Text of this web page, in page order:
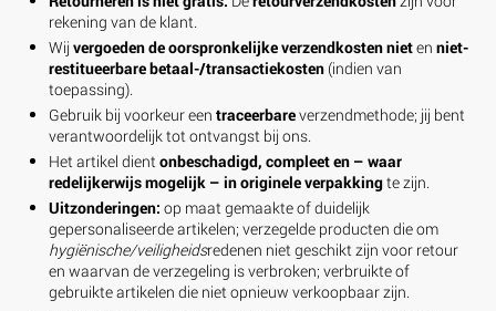
rekening van de klant.
Wij vergoeden de oorspronkelijke verzendkosten nieten niet-
restitueerbare betaal-/transactiekosten (indien van
toepassing).
Gebruik bij voorkeur een traceerbareverzendmethode; jij bent
verantwoordelijk tot ontvangst bij ons.
Het artikel dientonbeschadigd, compleet en – waar
redelijkerwijs mogelijk – in originele verpakkingte zijn.
Uitzonderingen: op maat gemaakte of duidelijk
gepersonaliseerde artikelen; verzegelde producten die om
hygiënische/veiligheidsredenen niet geschikt zijn voor retour
en waarvan de verzegeling is verbroken; verbruikte of
gebruikte artikelen die niet opnieuw verkoopbaar zijn.